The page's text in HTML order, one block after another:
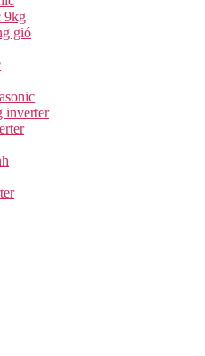
9kg
gió
inverter